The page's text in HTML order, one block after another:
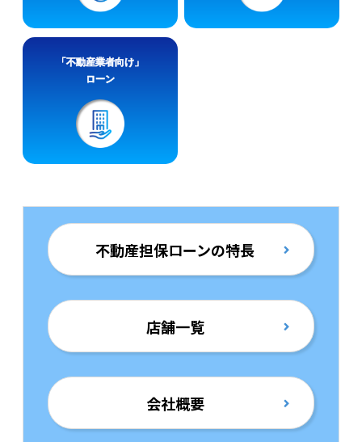
「不動産業者向け」
ローン
不動産担保ローンの特長
店舗一覧
会社概要